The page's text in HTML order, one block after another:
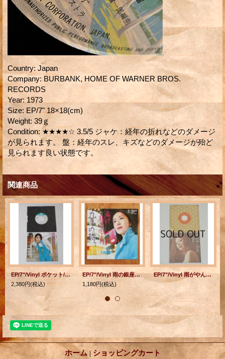
Country: Japan
Company: BURBANK, HOME OF WARNER BROS.
RECORDS
Year: 1973
Size: EP/7" 18×18(cm)
Weight: 39ｇ
Condition: ★★★★☆ 3.5/5 ジャケ：経年の折れなどのダメージ
が見られます。 盤：経年のスレ、キズなどのダメージが殆ど
見られます良い状態です。
関連商品
EP/7"/Vinyl ポケット/ 恋の予感 佐伯みどり (1973) TRIO
2,380円(税込)
EP/7"/Vinyl 雨の銀座四丁目/九月の詩 大国陽子 (1971) TOHO
1,180円(税込)
EP/7"/Vinyl 雨がやんだら/大人の愛について 朝丘雪路 (1970) CBS SONY
ホーム | ショッピングカート